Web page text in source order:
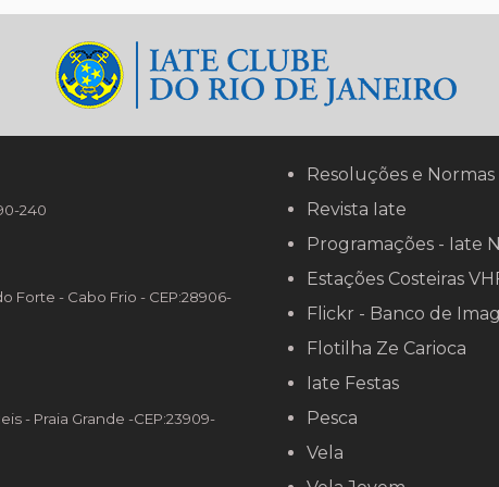
240
Forte - Cabo Frio - CEP:28906-
- Praia Grande -CEP:23909-
Resoluções e Normas
Revista Iate
Programações - Iate
Estações Costeiras
Flickr - Banco de
Flotilha Ze Carioca
Iate Festas
Pesca
Vela